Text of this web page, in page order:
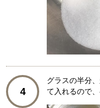
4
グラスの半分
て入れるので